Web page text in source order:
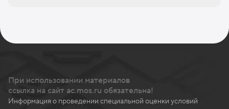
При использовании материалов
ссылка на сайт ac.mos.ru обязательна!
Информация о проведении специальной оценки условий